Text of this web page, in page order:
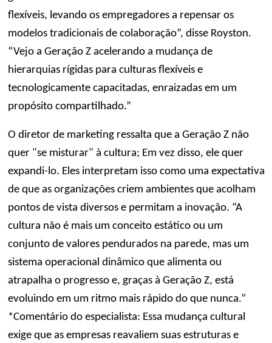
flexíveis, levando os empregadores a repensar os
modelos tradicionais de colaboração”, disse Royston.
“Vejo a Geração Z acelerando a mudança de
hierarquias rígidas para culturas flexíveis e
tecnologicamente capacitadas, enraizadas em um
propósito compartilhado.”
O diretor de marketing ressalta que a Geração Z não
quer "se misturar" à cultura; Em vez disso, ele quer
expandi-lo. Eles interpretam isso como uma expectativa
de que as organizações criem ambientes que acolham
pontos de vista diversos e permitam a inovação. “A
cultura não é mais um conceito estático ou um
conjunto de valores pendurados na parede, mas um
sistema operacional dinâmico que alimenta ou
atrapalha o progresso e, graças à Geração Z, está
evoluindo em um ritmo mais rápido do que nunca.”
*Comentário do especialista: Essa mudança cultural
exige que as empresas reavaliem suas estruturas e